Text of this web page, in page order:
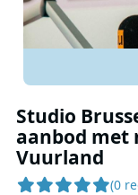
Studio
aanbod met
Vuurland
(0